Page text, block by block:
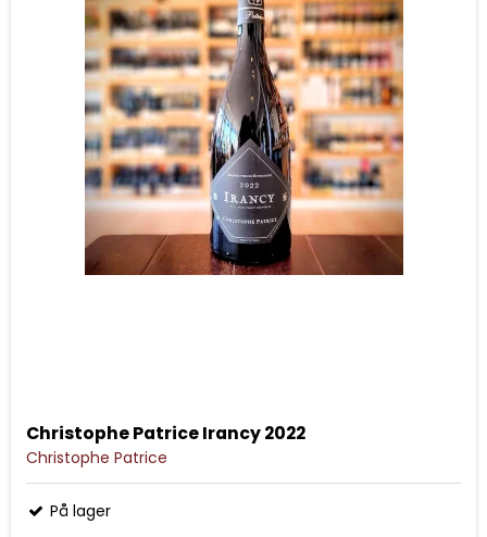
Christophe Patrice Irancy 2022
Christophe Patrice
På lager